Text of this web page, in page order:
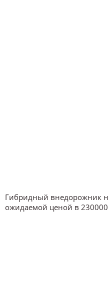
Гибридный внедорожник
ожидаемой ценой в